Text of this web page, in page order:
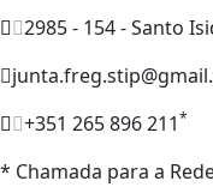
2985 - 154 - Santo
+351 265 896 211*
* Chamada para a